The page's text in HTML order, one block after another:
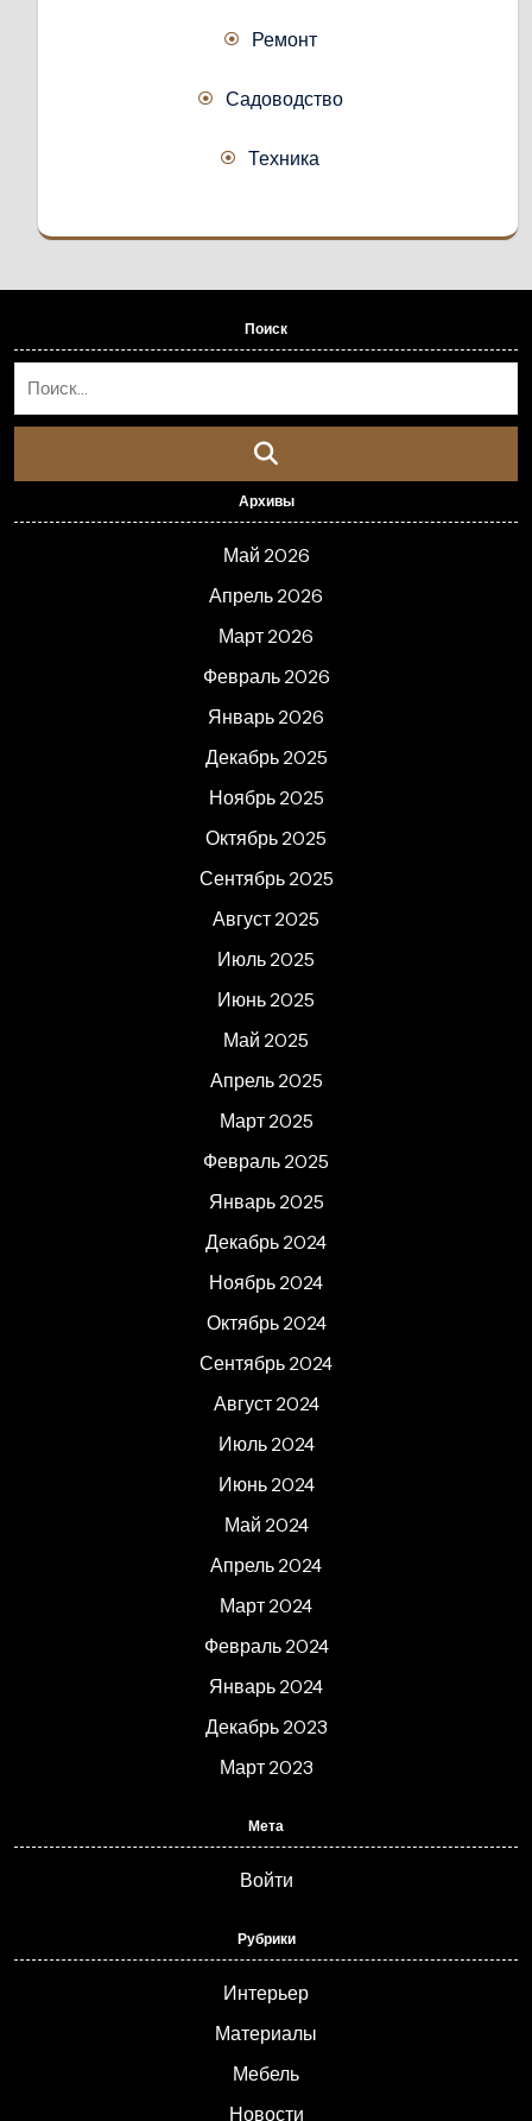
Ремонт
Садоводство
Техника
Поиск
Архивы
Май 2026
Апрель 2026
Март 2026
Февраль 2026
Январь 2026
Декабрь 2025
Ноябрь 2025
Октябрь 2025
Сентябрь 2025
Август 2025
Июль 2025
Июнь 2025
Май 2025
Апрель 2025
Март 2025
Февраль 2025
Январь 2025
Декабрь 2024
Ноябрь 2024
Октябрь 2024
Сентябрь 2024
Август 2024
Июль 2024
Июнь 2024
Май 2024
Апрель 2024
Март 2024
Февраль 2024
Январь 2024
Декабрь 2023
Март 2023
Мета
Войти
Рубрики
Интерьер
Материалы
Мебель
Новости